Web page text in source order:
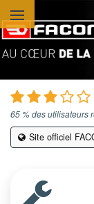
65 % des utilisateurs
Site officiel